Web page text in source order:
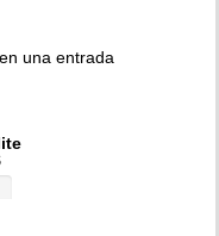
una entrada